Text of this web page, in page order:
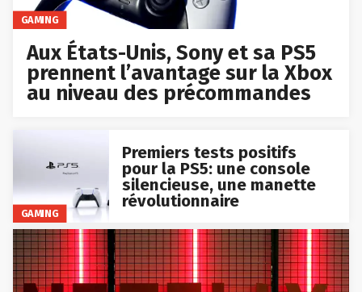
GAMING
Aux États-Unis, Sony et sa PS5
prennent l’avantage sur la Xbox
au niveau des précommandes
GAMING
Premiers tests positifs
pour la PS5: une console
silencieuse, une manette
révolutionnaire